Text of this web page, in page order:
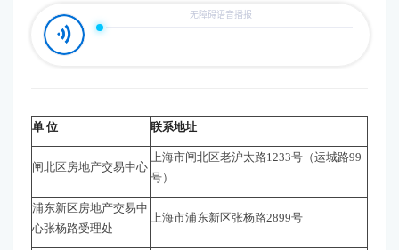
单 位 联系地址
闸北区房地产交易中心
上海市闸北区老沪太路1233号（运城路99
号）
浦东新区房地产交易中
心张杨路受理处
上海市浦东新区张杨路2899号